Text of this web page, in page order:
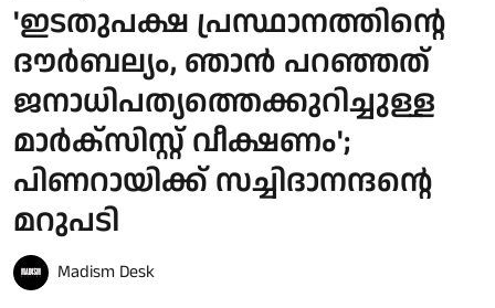
'ഇടതുപക്ഷ പ്രസ്ഥാനത്തിന്റെ
ദൗര്‍ബല്യം, ഞാന്‍ പറഞ്ഞത്
ജനാധിപത്യത്തെക്കുറിച്ചുള്ള
മാര്‍ക്‌സിസ്റ്റ് വീക്ഷണം';
പിണറായിക്ക് സച്ചിദാനന്ദന്റെ
മറുപടി
Madism Desk